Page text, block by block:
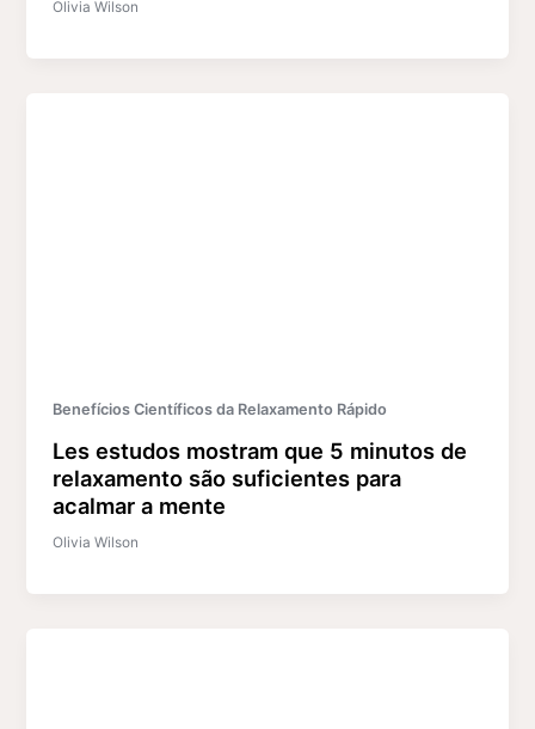
Olivia Wilson
Benefícios Científicos da Relaxamento Rápido
Les estudos mostram que 5 minutos de
relaxamento são suficientes para
acalmar a mente
Olivia Wilson